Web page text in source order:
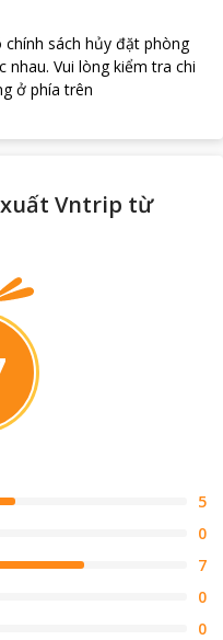
sách hủy đặt phòng
nhau. Vui lòng kiểm tra chi
ở phía trên
Vntrip từ
5
0
7
0
0